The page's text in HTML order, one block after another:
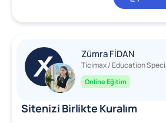
Zümra FİDAN
Ticimax / Education
Online Eğitim
Sitenizi Birlikte Kuralım